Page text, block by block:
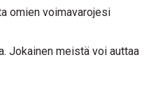
omien voimavarojesi
Jokainen meistä voi auttaa